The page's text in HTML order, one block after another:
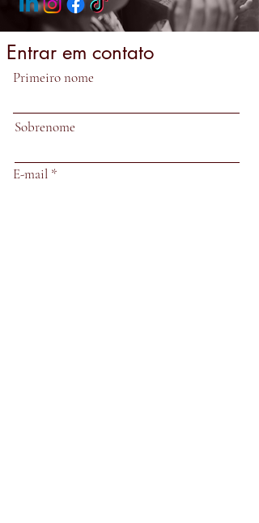
Entrar em contato
Primeiro nome
Sobrenome
E-mail